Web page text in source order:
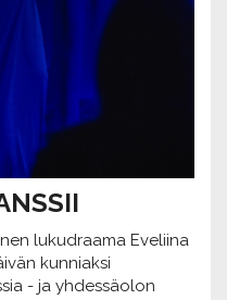
lukudraama Eveliina
kunniaksi
- ja yhdessäolon